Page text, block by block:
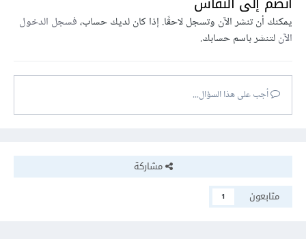
يمكنك أن تنشر الآن وتسجل لاحقًا. إذا كان لديك حساب،فسجل الدخول
الآنلتنشر باسم حسابك.
أجب على هذا السؤال...
مشاركة
متابعون
1